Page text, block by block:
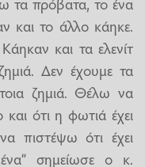
και το άλλο κάηκε.
και τα ελενίτ
Δεν έχουμε τα
ζημιά. Θέλω να
ότι η φωτιά έχει
πιστέψω ότι έχει
σημείωσε ο κ.